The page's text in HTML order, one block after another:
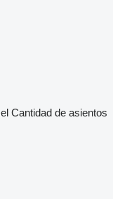
Cantidad de asientos